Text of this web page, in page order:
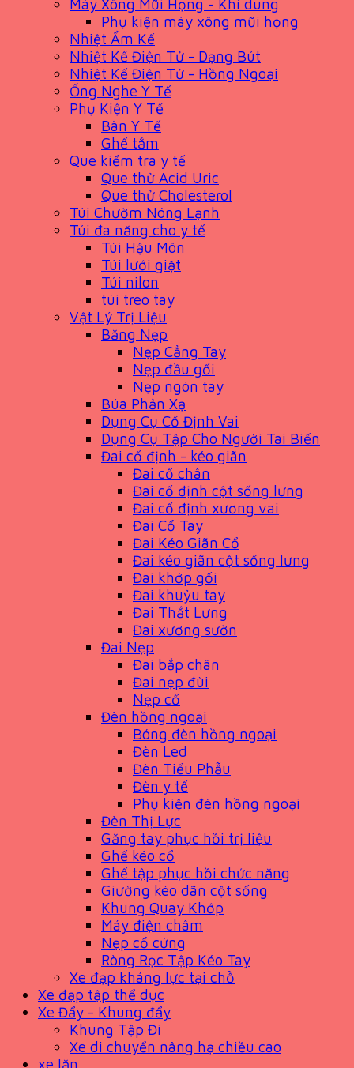
Máy Xông Mũi Họng - Khí dung
Phụ kiện máy xông mũi họng
Nhiệt Ẩm Kế
Nhiệt Kế Điện Tử - Dạng Bút
Nhiệt Kế Điện Tử - Hồng Ngoại
Ống Nghe Y Tế
Phụ Kiện Y Tế
Bàn Y Tế
Ghế tắm
Que kiểm tra y tế
Que thử Acid Uric
Que thử Cholesterol
Túi Chườm Nóng Lạnh
Túi đa năng cho y tế
Túi Hậu Môn
Túi lưới giặt
Túi nilon
túi treo tay
Vật Lý Trị Liệu
Băng Nẹp
Nẹp Cẳng Tay
Nẹp đầu gối
Nẹp ngón tay
Búa Phản Xạ
Dụng Cụ Cố Định Vai
Dụng Cụ Tập Cho Người Tai Biến
Đai cố định - kéo giãn
Đai cổ chân
Đai cố định cột sống lưng
Đai cố định xương vai
Đai Cổ Tay
Đai Kéo Giãn Cổ
Đai kéo giãn cột sống lưng
Đai khớp gối
Đai khuỷu tay
Đai Thắt Lưng
Đai xương sườn
Đai Nẹp
Đai bắp chân
Đai nẹp đùi
Nẹp cổ
Đèn hồng ngoại
Bóng đèn hồng ngoại
Đèn Led
Đèn Tiểu Phẫu
Đèn y tế
Phụ kiện đèn hồng ngoại
Đèn Thị Lực
Găng tay phục hồi trị liệu
Ghế kéo cổ
Ghế tập phục hồi chức năng
Giường kéo dãn cột sống
Khung Quay Khớp
Máy điện châm
Nẹp cổ cứng
Ròng Rọc Tập Kéo Tay
Xe đạp kháng lực tại chỗ
Xe đạp tập thể dục
Xe Đẩy - Khung đẩy
Khung Tập Đi
Xe di chuyển nâng hạ chiều cao
xe lăn